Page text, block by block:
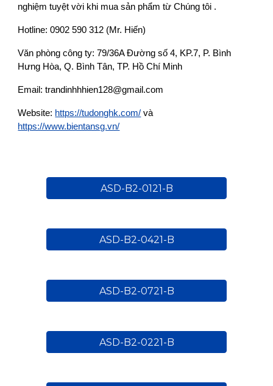
nghiệm tuyệt vời khi mua sản phẩm từ Chúng tôi .
Hotline: 0902 590 312 (Mr. Hiến)
Văn phòng công ty: 79/36A Đường số 4, KP.7, P. Bình
Hưng Hòa, Q. Bình Tân, TP. Hồ Chí Minh
Email: trandinhhhien128@gmail.com
Website: https://tudonghk.com/ và
https://www.bientansg.vn/
ASD-B2-0121-B
ASD-B2-0421-B
ASD-B2-0721-B
ASD-B2-0221-B